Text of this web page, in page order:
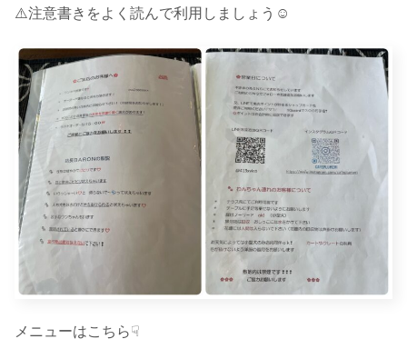
⚠️注意書きをよく読んで利用しましょう☺︎
メニューはこちら☟